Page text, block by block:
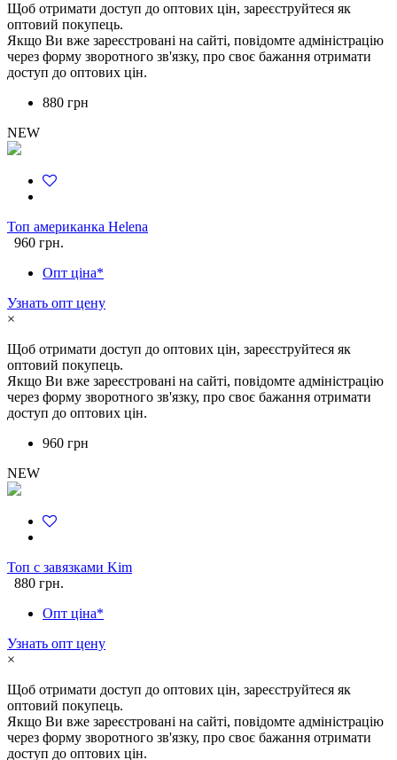
Щоб отримати доступ до оптових цін, зареєструйтеся як
оптовий покупець.
Якщо Ви вже зареєстровані на сайті, повідомте адміністрацію
через форму зворотного зв'язку, про своє бажання отримати
доступ до оптових цін.
880 грн
NEW
Топ американка Helena
960 грн.
Опт ціна*
Узнать опт цену
×
Щоб отримати доступ до оптових цін, зареєструйтеся як
оптовий покупець.
Якщо Ви вже зареєстровані на сайті, повідомте адміністрацію
через форму зворотного зв'язку, про своє бажання отримати
доступ до оптових цін.
960 грн
NEW
Топ с завязками Kim
880 грн.
Опт ціна*
Узнать опт цену
×
Щоб отримати доступ до оптових цін, зареєструйтеся як
оптовий покупець.
Якщо Ви вже зареєстровані на сайті, повідомте адміністрацію
через форму зворотного зв'язку, про своє бажання отримати
доступ до оптових цін.